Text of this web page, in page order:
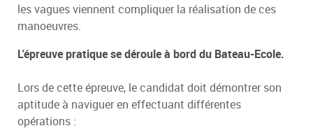
les vagues viennent compliquer la réalisation de ces
manoeuvres.
L'épreuve pratique se déroule à bord du Bateau-Ecole.
Lors de cette épreuve, le candidat doit démontrer son
aptitude à naviguer en effectuant différentes
opérations :